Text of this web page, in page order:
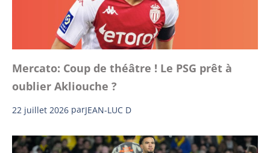
Mercato: Coup de théâtre ! Le PSG prêt à
oublier Akliouche ?
22 juillet 2026 parJEAN-LUC D